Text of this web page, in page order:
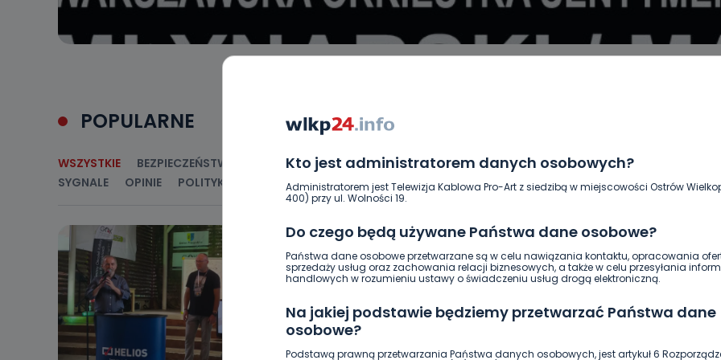
Kto jest administratorem danych osobowych?
Administratorem jest Telewizja Kablowa Pro-Art z siedzibą w miejscowości Ostrów
400) przy ul. Wolności 19.
Do czego będą używane Państwa dane osobowe?
Państwa dane osobowe przetwarzane są w celu nawiązania kontaktu, opracowania
sprzedaży usług oraz zachowania relacji biznesowych, a także w celu przesyłania
handlowych w rozumieniu ustawy o świadczeniu usług drogą elektroniczną.
Na jakiej podstawie będziemy przetwarzać Państwa dane
osobowe?
Podstawą prawną przetwarzania Państwa danych osobowych, jest artykuł 6
POPULARNE
WSZYSTKIE BEZPIECZEŃSTWO CIEKAWOSTKI EDUKACJA GOSPODARKA I FINANSE HISTORIA
SYGNALE
OPINIE POLITYKA RELIGIA SAMORZĄD ŚRODOWISKO WASZE INFO WSZYSTKICH ŚWIĘTYCH